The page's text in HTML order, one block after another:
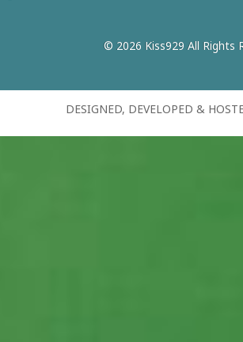
© 2026 Kiss929 All Rights
DESIGNED, DEVELOPED &